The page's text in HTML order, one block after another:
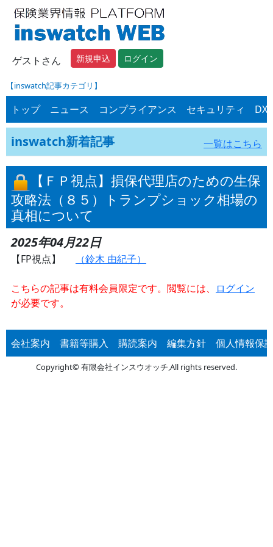
ゲストさん 新規申込 ログイン
【inswatch記事カテゴリ】
トップ ニュース コンプライアンス セキュリティ DX
inswatch新着記事 一覧はこちら
【ＦＰ視点】損保代理店のための生保
攻略法（８５）トランプショック相場の
真相について
2025年04月22日
【FP視点】 （鈴木 由紀子）
こちらの記事は有料会員限定です。閲覧には、
ログイン
が必要です。
会社案内 書籍等購入 購読案内 編集方針 個人情報保
Copyright© 有限会社インスウオッチ,All rights reserved.